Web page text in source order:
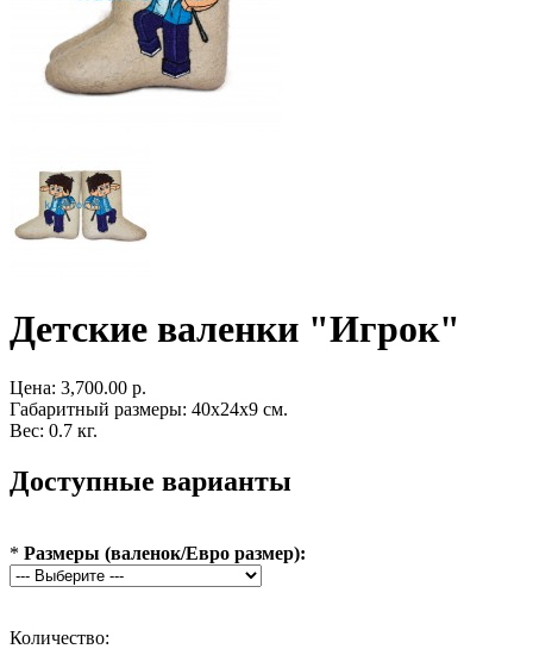
Детские валенки "Игрок"
Цена: 3,700.00 р.
Габаритный размеры: 40x24x9 см.
Вес: 0.7 кг.
Доступные варианты
* Размеры (валенок/Евро размер):
Количество: